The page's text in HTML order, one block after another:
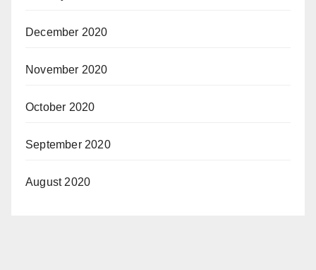
December 2020
November 2020
October 2020
September 2020
August 2020